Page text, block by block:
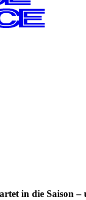
in die Saison